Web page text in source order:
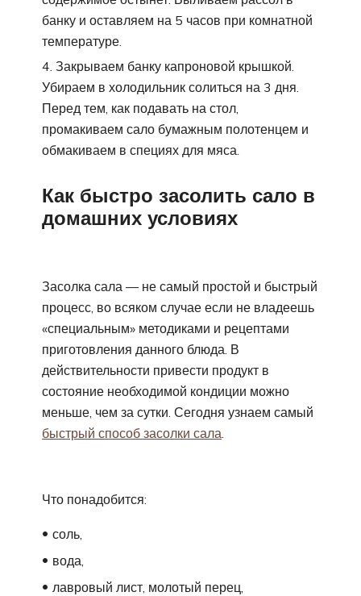
банку и оставляем на 5 часов при комнатной
температуре.
Закрываем банку капроновой крышкой.
Убираем в холодильник солиться на 3 дня.
Перед тем, как подавать на стол,
промакиваем сало бумажным полотенцем и
обмакиваем в специях для мяса.
Как быстро засолить сало в
домашних условиях
Засолка сала — не самый простой и быстрый
процесс, во всяком случае если не владеешь
«специальным» методиками и рецептами
приготовления данного блюда. В
действительности привести продукт в
состояние необходимой кондиции можно
меньше, чем за сутки. Сегодня узнаем самый
быстрый способ засолки сала
Что понадобится:
соль,
вода,
лавровый лист, молотый перец,